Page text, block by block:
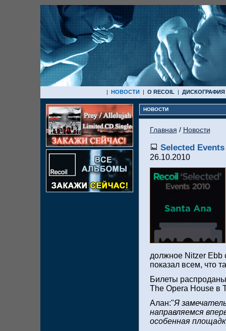
| НОВОСТИ | О RECOIL | ДИСКОГРАФИЯ
НОВОСТИ
Главная / Новости
Selected
26.10.2010
должное Nitzer Ebb
показал всем, что
Билеты
The Opera House в
Алан:"Я
направляемся
особенная